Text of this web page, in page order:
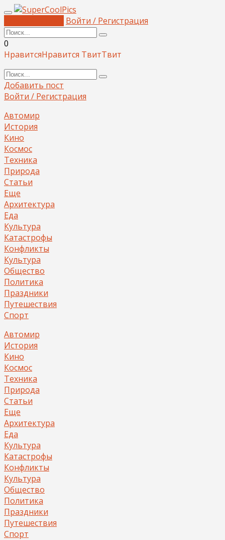
Войти / Регистрация
0
НравитсяНравится ТвитТвит
Добавить пост
Войти / Регистрация
Автомир
История
Кино
Космос
Техника
Природа
Статьи
Еще
Архитектура
Еда
Культура
Катастрофы
Конфликты
Культура
Общество
Политика
Праздники
Путешествия
Спорт
Автомир
История
Кино
Космос
Техника
Природа
Статьи
Еще
Архитектура
Еда
Культура
Катастрофы
Конфликты
Культура
Общество
Политика
Праздники
Путешествия
Спорт